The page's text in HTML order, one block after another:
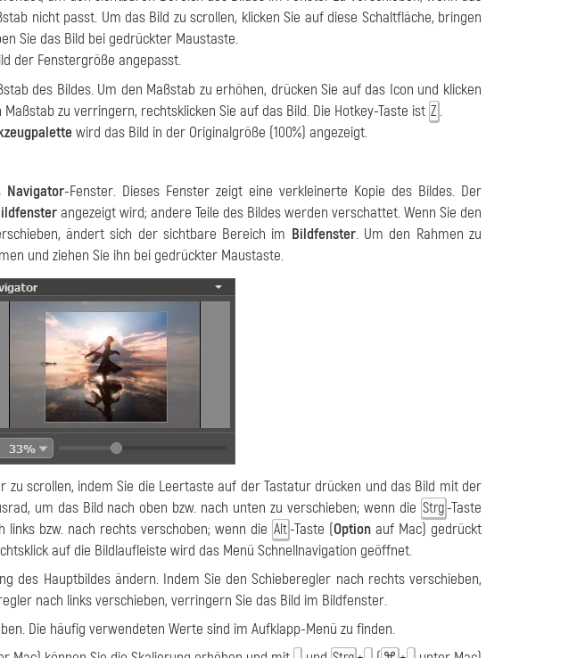
nicht passt. Um das Bild zu scrollen, klicken Sie auf diese Schaltfläche, bringen
Sie das Bild bei gedrückter Maustaste.
der Fenstergröße angepasst.
des Bildes. Um den Maßstab zu erhöhen, drücken Sie auf das Icon und klicken
zu verringern, rechtsklicken Sie auf das Bild. Die Hotkey-Taste ist Z .
wird das Bild in der Originalgröße (100%) angezeigt.
Navigator-Fenster. Dieses Fenster zeigt eine verkleinerte Kopie des Bildes. Der
angezeigt wird; andere Teile des Bildes werden verschattet. Wenn Sie den
ändert sich der sichtbare Bereich im Bildfenster. Um den Rahmen zu
und ziehen Sie ihn bei gedrückter Maustaste.
zu scrollen, indem Sie die Leertaste auf der Tastatur drücken und das Bild mit der
um das Bild nach oben bzw. nach unten zu verschieben; wenn die Strg-Taste
bzw. nach rechts verschoben; wenn die Alt-Taste (Option auf Mac) gedrückt
auf die Bildlaufleiste wird das Menü Schnellnavigation geöffnet.
des Hauptbildes ändern. Indem Sie den Schieberegler nach rechts verschieben,
nach links verschieben, verringern Sie das Bild im Bildfenster.
Die häufig verwendeten Werte sind im Aufklapp-Menü zu finden.